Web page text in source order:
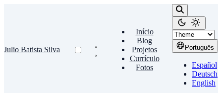
Julio Batista Silva
Início
Blog
Projetos
Currículo
Fotos
Português
Español
Deutsch
English